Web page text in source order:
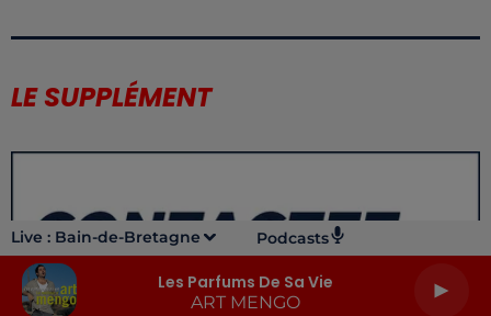
Live : Bain-de-Bretagne Podcasts
Les Parfums De Sa Vie
ART MENGO
LE SUPPLÉMENT